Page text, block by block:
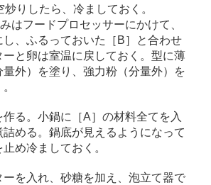
炒りしたら、冷ましておく。
はフードプロセッサーにかけて、
し、ふるっておいた［B］と合わせ
ーと卵は室温に戻しておく。型に薄
量外）を塗り、強力粉（分量外）を
作る。小鍋に［A］の材料全てを入
詰める。鍋底が見えるようになって
め冷ましておく。
ーを入れ、砂糖を加え、泡立て器で